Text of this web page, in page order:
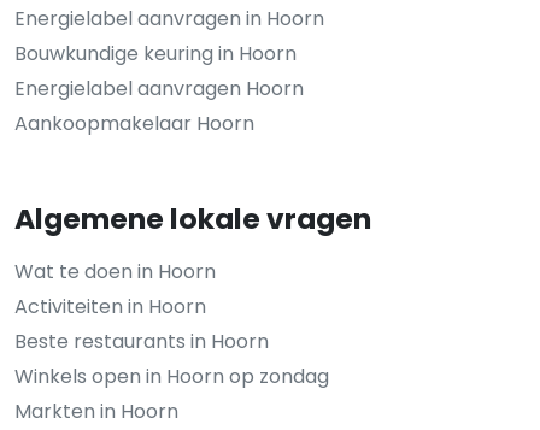
Energielabel aanvragen in Hoorn
Bouwkundige keuring in Hoorn
Energielabel aanvragen Hoorn
Aankoopmakelaar Hoorn
Algemene lokale vragen
Wat te doen in Hoorn
Activiteiten in Hoorn
Beste restaurants in Hoorn
Winkels open in Hoorn op zondag
Markten in Hoorn